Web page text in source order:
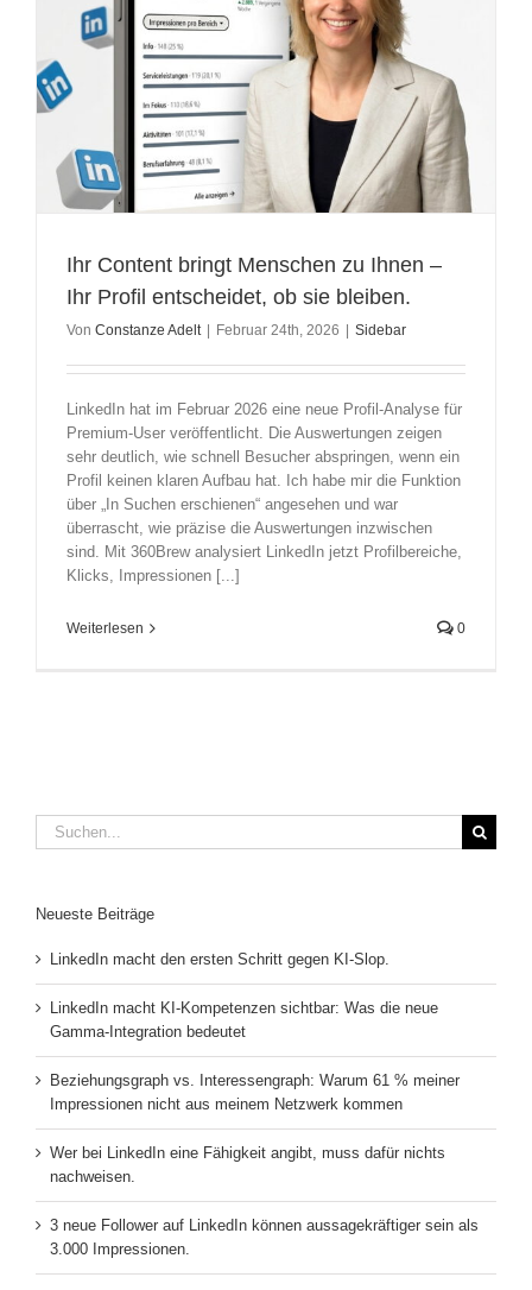
Ihr Content bringt Menschen zu Ihnen –
Ihr Profil entscheidet, ob sie bleiben.
Von Constanze Adelt Februar 24th, 2026 Sidebar
LinkedIn hat im Februar 2026 eine neue Profil-Analyse für
Premium-User veröffentlicht. Die Auswertungen zeigen
sehr deutlich, wie schnell Besucher abspringen, wenn ein
Profil keinen klaren Aufbau hat. Ich habe mir die Funktion
über „In Suchen erschienen“ angesehen und war
überrascht, wie präzise die Auswertungen inzwischen
sind. Mit 360Brew analysiert LinkedIn jetzt Profilbereiche,
Klicks, Impressionen [...]
Weiterlesen 0
Suche
nach:
Neueste Beiträge
LinkedIn macht den ersten Schritt gegen KI-Slop.
LinkedIn macht KI-Kompetenzen sichtbar: Was die neue
Gamma-Integration bedeutet
Beziehungsgraph vs. Interessengraph: Warum 61 % meiner
Impressionen nicht aus meinem Netzwerk kommen
Wer bei LinkedIn eine Fähigkeit angibt, muss dafür nichts
nachweisen.
3 neue Follower auf LinkedIn können aussagekräftiger sein als
3.000 Impressionen.